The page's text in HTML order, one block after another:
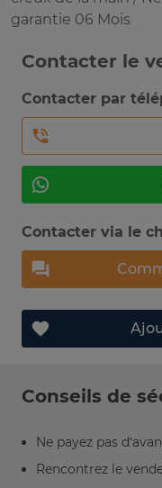
garantie 06 Mois
Contacter le
Contacter par
Contacter via le
Conseils de
Ne payez pas
Rencontrez le